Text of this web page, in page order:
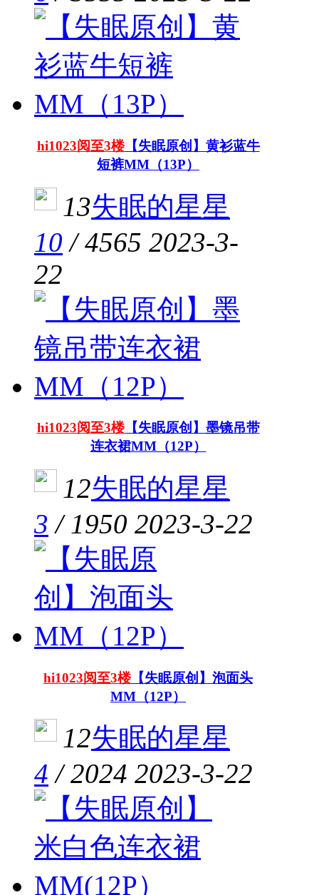
hi1023阅至3楼【失眠原创】黄衫蓝牛
短裤MM（13P）
13失眠的星星
10 /4565 2023-3-
22
hi1023阅至3楼【失眠原创】墨镜吊带
连衣裙MM（12P）
12失眠的星星
3 / 1950 2023-3-22
hi1023阅至3楼【失眠原创】泡面头
MM（12P）
12失眠的星星
4 /2024 2023-3-22